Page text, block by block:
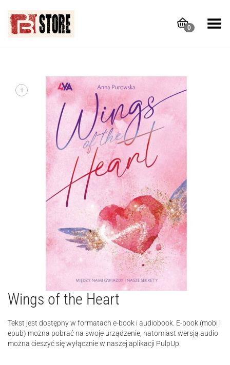
0
Toggle Menu
+
Wings of the Heart
Tekst jest dostępny w formatach e-book i audiobook. E-book (mobi i
epub) można pobrać na swoje urządzenie, natomiast wersją audio
można cieszyć się wyłącznie w naszej aplikacji PulpUp.